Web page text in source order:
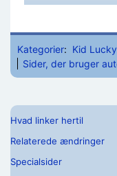
Kategorier: Kid Lucky
Sider, der bruger
Hvad linker hertil
Relaterede ændringer
Specialsider